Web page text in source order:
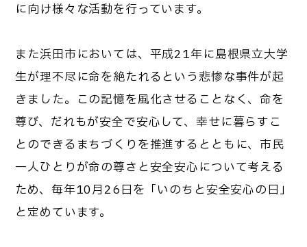
に向け様々な活動を行っています。
また浜田市においては、平成21年に島根県立大学
生が理不尽に命を絶たれるという悲惨な事件が起
きました。この記憶を風化させることなく、命を
尊び、だれもが安全で安心して、幸せに暮らすこ
とのできるまちづくりを推進するとともに、市民
一人ひとりが命の尊さと安全安心について考える
ため、毎年10月26日を「いのちと安全安心の日」
と定めています。